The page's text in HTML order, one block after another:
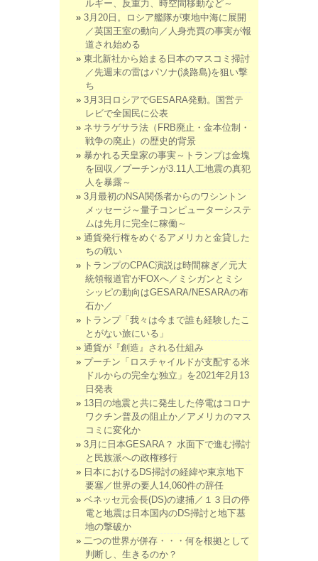
ルギー、反重力、時空間移動など～
3月20日。ロシア艦隊が東地中海に展開
／英国王室の動向／人身売買の事実が報
道され始める
東北新社から始まる日本のマスコミ掃討
／先週末の雷はパソナ(淡路島)を狙い撃
ち
3月3日ロシアでGESARA発動。国営テ
レビで全国民に公表
ネサラゲサラ法（FRB廃止・金本位制・
戦争の廃止）の歴史的背景
暴かれる天皇家の事実～トランプは金塊
を回収／プーチンが3.11人工地震の真犯
人を暴露～
3月最初のNSA関係者からのワシントン
メッセージ～量子コンピューターシステ
ムは先月に完全に稼働～
通貨発行権をめぐるアメリカと金貸した
ちの戦い
トランプのCPAC演説は時間稼ぎ／元大
統領報道官がFOXへ／ミシガンとミシ
シッピの動向はGESARA/NESARAの布
石か／
トランプ「我々は今まで誰も経験したこ
とがない旅にいる」
通貨が『創造』される仕組み
プーチン「ロスチャイルドが支配する米
ドルからの完全な独立」を2021年2月13
日発表
13日の地震と共に発生した停電はコロナ
ワクチン普及の阻止か／アメリカのマス
コミに変化か
3月に日本GESARA？ 水面下で進む掃討
と民族派への政権移行
日本におけるDS掃討の経緯や東京地下
要塞／世界の要人14,060件の辞任
ベネッセ元会長(DS)の逮捕／１３日の停
電と地震は日本国内のDS掃討と地下基
地の撃破か
二つの世界が併存・・・何を根拠として
判断し、生きるのか？